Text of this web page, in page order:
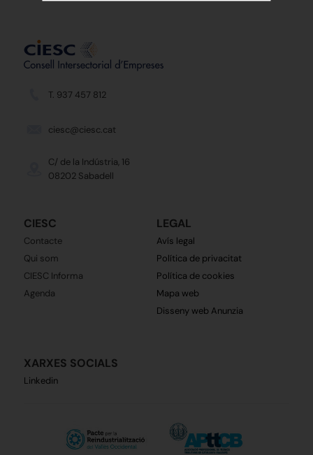
T. 937 457 812
ciesc@ciesc.cat
C/ de la Indústria, 16
08202 Sabadell
CIESC
Contacte
Qui som
CIESC Informa
Agenda
XARXES SOCIALS
Linkedin
LEGAL
Avís legal
Política de privacitat
Política de cookies
Mapa web
Disseny web Anunzia